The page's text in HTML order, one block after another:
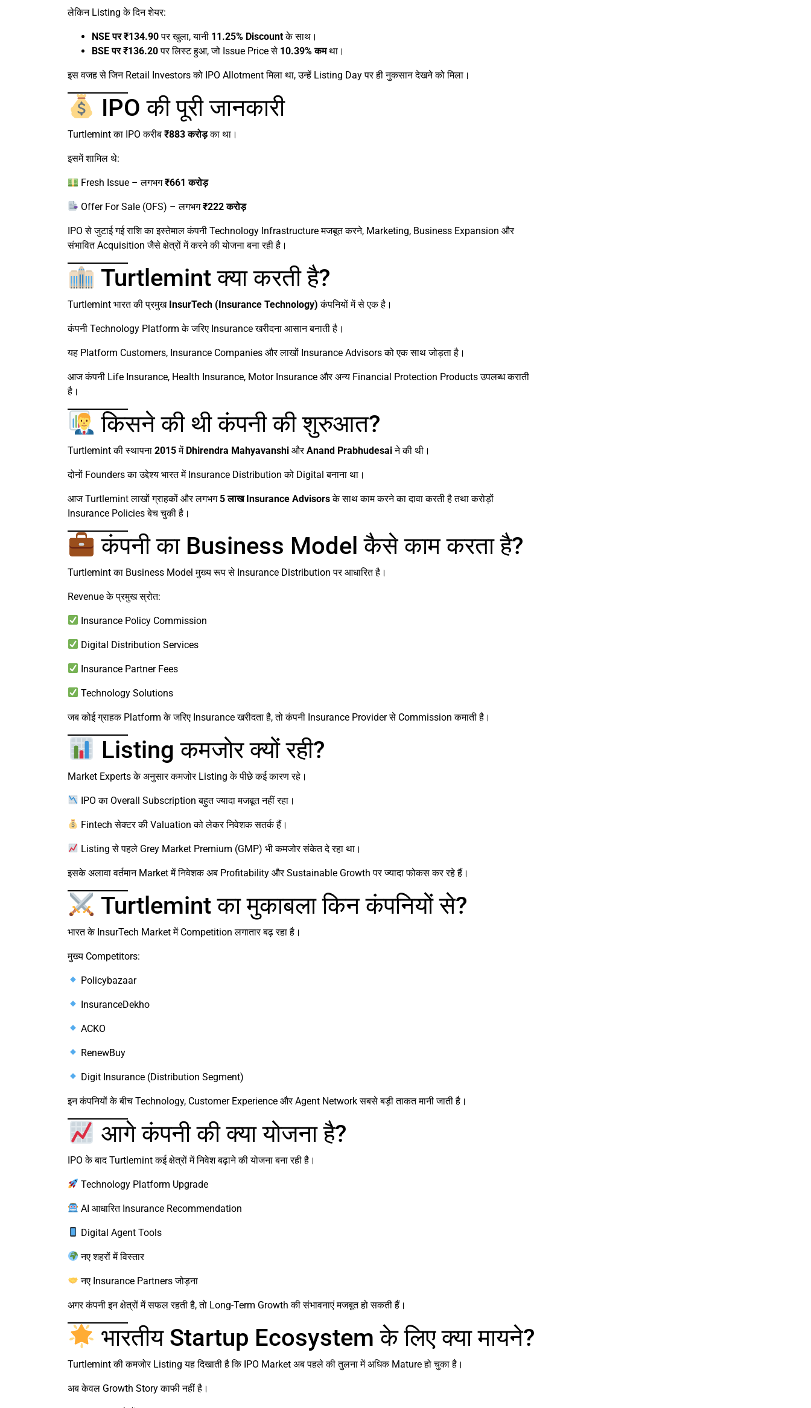
लेकिन Listing के दिन शेयर:
NSE पर ₹134.90पर खुला, यानी 11.25% Discountके साथ।
BSE पर ₹136.20पर लिस्ट हुआ, जो Issue Price से 10.39% कमथा।
इस वजह से जिन Retail Investors को IPO Allotment मिला था, उन्हें Listing Day पर ही नुकसान देखने को मिला।
IPO की पूरी जानकारी
Turtlemint का IPO करीब ₹883 करोड़का था।
इसमें शामिल थे:
Fresh Issue – लगभग₹661 करोड़
Offer For Sale (OFS) – लगभग₹222 करोड़
IPO से जुटाई गई राशि का इस्तेमाल कंपनी Technology Infrastructure मजबूत करने, Marketing, Business Expansion और
संभावित Acquisition जैसे क्षेत्रों में करने की योजना बना रही है।
Turtlemint क्या करती है?
Turtlemint भारत की प्रमुख InsurTech (Insurance Technology) कंपनियों में से एक है।
कंपनी Technology Platform के जरिए Insurance खरीदना आसान बनाती है।
यह Platform Customers, Insurance Companies और लाखों Insurance Advisors को एक साथ जोड़ता है।
आज कंपनी Life Insurance, Health Insurance, Motor Insurance और अन्य Financial Protection Products उपलब्ध कराती
है।
किसने की थी कंपनी की शुरुआत?
Turtlemint की स्थापना 2015में Dhirendra Mahyavanshi औरAnand Prabhudesaiने की थी।
दोनों Founders का उद्देश्य भारत में Insurance Distribution को Digital बनाना था।
आज Turtlemint लाखों ग्राहकों और लगभग5 लाख Insurance Advisorsके साथ काम करने का दावा करती है तथा करोड़ों
Insurance Policies बेच चुकी है।
कंपनी का Business Model कैसे काम करता है?
Turtlemint का Business Model मुख्य रूप से Insurance Distribution पर आधारित है।
Revenue के प्रमुख स्रोत:
Insurance Policy Commission
Digital Distribution Services
Insurance Partner Fees
Technology Solutions
जब कोई ग्राहक Platform के जरिए Insurance खरीदता है, तो कंपनी Insurance Provider से Commission कमाती है।
Listing कमजोर क्यों रही?
Market Experts के अनुसार कमजोर Listing के पीछे कई कारण रहे।
IPO का Overall Subscription बहुत ज्यादा मजबूत नहीं रहा।
Fintech सेक्टर की Valuation को लेकर निवेशक सतर्क हैं।
Listing से पहले Grey Market Premium (GMP) भी कमजोर संकेत दे रहा था।
इसके अलावा वर्तमान Market में निवेशक अब Profitability और Sustainable Growth पर ज्यादा फोकस कर रहे हैं।
Turtlemint का मुकाबला किन कंपनियों से?
भारत के InsurTech Market में Competition लगातार बढ़ रहा है।
मुख्य Competitors:
Policybazaar
InsuranceDekho
ACKO
RenewBuy
Digit Insurance (Distribution Segment)
इन कंपनियों के बीच Technology, Customer Experience और Agent Network सबसे बड़ी ताकत मानी जाती है।
आगे कंपनी की क्या योजना है?
IPO के बाद Turtlemint कई क्षेत्रों में निवेश बढ़ाने की योजना बना रही है।
Technology Platform Upgrade
AI आधारित Insurance Recommendation
Digital Agent Tools
नए शहरों में विस्तार
नए Insurance Partners जोड़ना
अगर कंपनी इन क्षेत्रों में सफल रहती है, तो Long-Term Growth की संभावनाएं मजबूत हो सकती हैं।
भारतीय Startup Ecosystem के लिए क्या मायने?
Turtlemint की कमजोर Listing यह दिखाती है कि IPO Market अब पहले की तुलना में अधिक Mature हो चुका है।
अब केवल Growth Story काफी नहीं है।